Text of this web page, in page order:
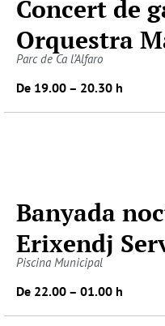
Concert de
Orquestra
Parc de Ca l’Alfaro
De 19.00 – 20.30 h
Banyada
Erixendj
Piscina Municipal
De 22.00 – 01.00 h